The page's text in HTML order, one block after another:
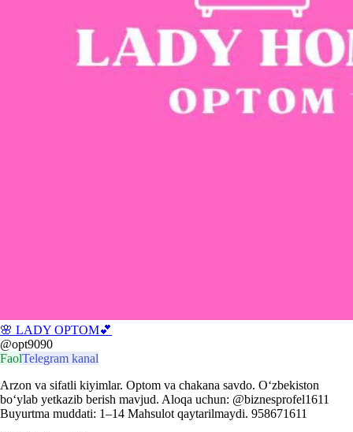
🌸 LADY OPTOM💕
@opt9090
FaolTelegram kanal
Arzon va sifatli kiyimlar. Optom va chakana savdo. O‘zbekiston
bo‘ylab yetkazib berish mavjud. Aloqa uchun: @biznesprofel1611
Buyurtma muddati: 1–14 Mahsulot qaytarilmaydi. 958671611